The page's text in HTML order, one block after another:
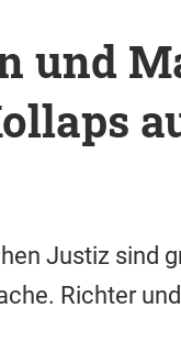
und
Justiz sind
Richter